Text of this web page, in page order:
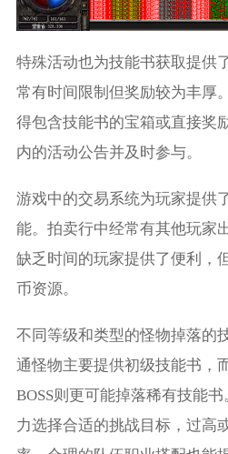
特殊活动也为技能书获取提供
常有时间限制但奖励较为丰厚
得包含技能书的宝箱或直接奖
内的活动公告并及时参与。
游戏中的交易系统为玩家提供
能。拍卖行中经常有其他玩家
缺乏时间的玩家提供了便利，
币资源。
不同等级和类型的怪物掉落的
通怪物主要提供初级技能书，
BOSS则更可能掉落稀有技能
力选择合适的挑战目标，过高